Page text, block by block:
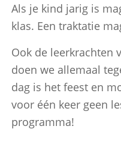
Als je kind jarig is
klas. Een traktatie
Ook de leerkrachten
doen we allemaal
dag is het feest en
voor één keer geen
programma!